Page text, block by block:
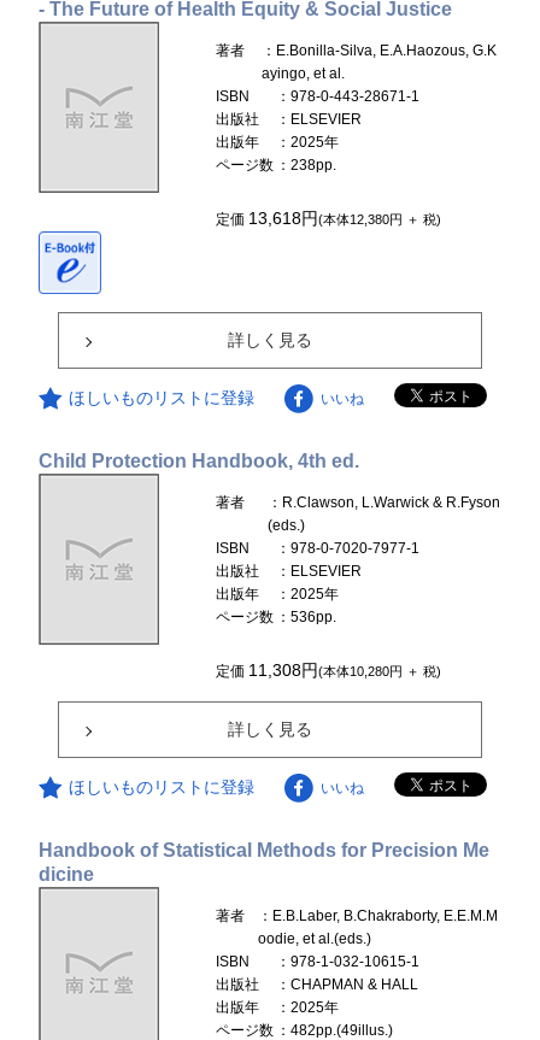
- The Future of Health Equity & Social Justice
著者
：E.Bonilla-Silva, E.A.Haozous, G.K
ayingo, et al.
ISBN
：978-0-443-28671-1
出版社
：ELSEVIER
出版年
：2025年
ページ数 ：238pp.
定価 13,618円(本体12,380円 ＋ 税)
詳しく見る
ほしいものリストに登録 いいね
Child Protection Handbook, 4th ed.
著者
：R.Clawson, L.Warwick & R.Fyson
(eds.)
ISBN
：978-0-7020-7977-1
出版社
：ELSEVIER
出版年
：2025年
ページ数 ：536pp.
定価 11,308円(本体10,280円 ＋ 税)
詳しく見る
ほしいものリストに登録 いいね
Handbook of Statistical Methods for Precision Me
dicine
著者
：E.B.Laber, B.Chakraborty, E.E.M.M
oodie, et al.(eds.)
ISBN
：978-1-032-10615-1
出版社
：CHAPMAN & HALL
出版年
：2025年
ページ数 ：482pp.(49illus.)